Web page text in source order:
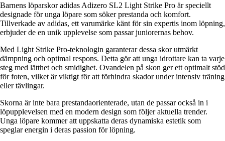
Barnens löparskor adidas Adizero SL2 Light Strike Pro är speciellt
designade för unga löpare som söker prestanda och komfort.
Tillverkade av adidas, ett varumärke känt för sin expertis inom löpning,
erbjuder de en unik upplevelse som passar juniorernas behov.
Med Light Strike Pro-teknologin garanterar dessa skor utmärkt
dämpning och optimal respons. Detta gör att unga idrottare kan ta varje
steg med lätthet och smidighet. Ovandelen på skon ger ett optimalt stöd
för foten, vilket är viktigt för att förhindra skador under intensiv träning
eller tävlingar.
Skorna är inte bara prestandaorienterade, utan de passar också in i
löpupplevelsen med en modern design som följer aktuella trender.
Unga löpare kommer att uppskatta deras dynamiska estetik som
speglar energin i deras passion för löpning.